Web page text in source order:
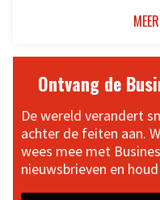
Ontvang de
De wereld verandert
achter de feiten aan.
wees mee met
nieuwsbrieven en